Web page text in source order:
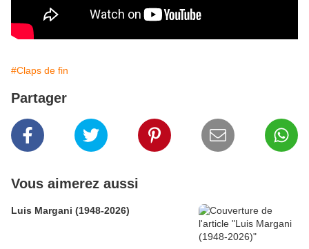
#Claps de fin
Partager
Vous aimerez aussi
Luis Margani (1948-2026)